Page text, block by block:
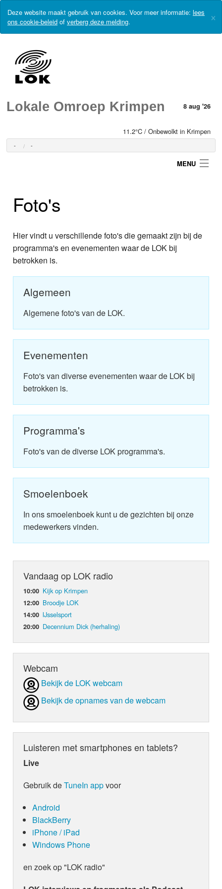
Deze website maakt gebruik van cookies. Voor meer informatie: lees
ons cookie-beleid of verberg deze melding. ×
Lokale Omroep Krimpen 8 aug '26
11.2°C / Onbewolkt in Krimpen
- -
MENU
Login
Programma's
Foto's
Video
Foto's
Hier vindt u verschillende foto's die gemaakt zijn bij de
programma's en evenementen waar de LOK bij
betrokken is.
Algemeen
Algemene foto's van de LOK.
Evenementen
Foto's van diverse evenementen waar de LOK bij
betrokken is.
Programma's
Foto's van de diverse LOK programma's.
Smoelenboek
In ons smoelenboek kunt u de gezichten bij onze
medewerkers vinden.
Vandaag op LOK radio
10:00 Kijk op Krimpen
12:00 Broodje LOK
14:00 IJsselsport
20:00 Decennium Dick (herhaling)
Webcam
Bekijk de LOK webcam
Bekijk de opnames van de webcam
Luisteren met smartphones en tablets?
Live
Gebruik deTuneIn appvoor
Android
BlackBerry
iPhone / iPad
Windows Phone
en zoek op "LOK radio"